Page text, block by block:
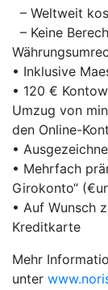
– Weltweit
– Keine
• Inklusive
• 120 €
Umzug von
den Online-
•
• Mehrfach
Girokonto“
• Auf Wunsch
Kreditkarte
Mehr
unter